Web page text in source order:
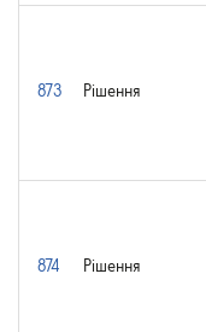
873 Рішення
874 Рішення